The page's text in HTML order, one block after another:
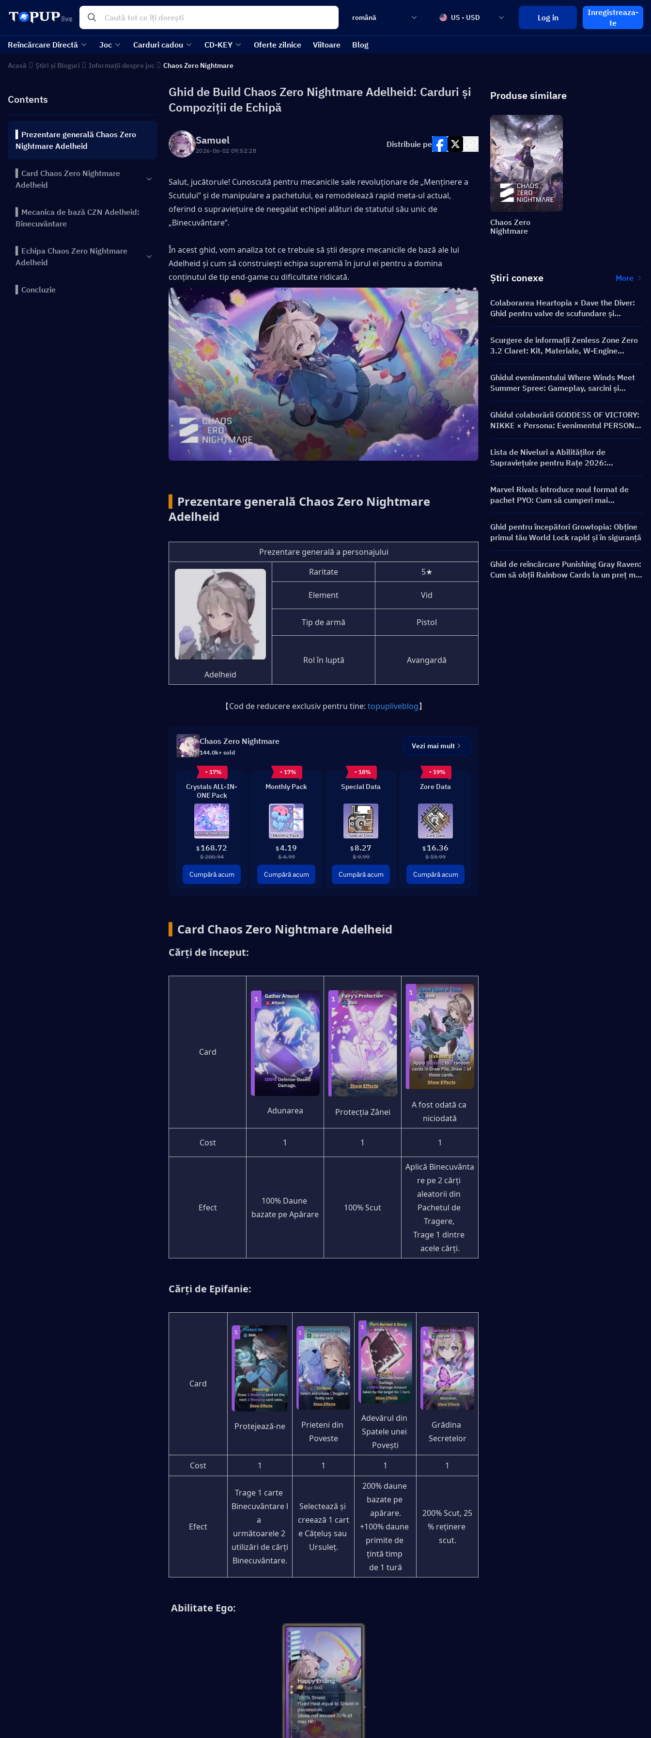
română US - USD Log in
Inregistreaza-
te
Reîncărcare Directă Joc Carduri cadou CD-KEY Oferte zilnice Viitoare Blog
Acasă Știri și Bloguri Informații despre joc Chaos Zero Nightmare
Contents
▍Prezentare generală Chaos Zero
Nightmare Adelheid
▍Card Chaos Zero Nightmare
Adelheid
▍Mecanica de bază CZN Adelheid:
Binecuvântare
▍Echipa Chaos Zero Nightmare
Adelheid
▍Concluzie
Ghid de Build Chaos Zero Nightmare Adelheid: Carduri și
Compoziții de Echipă
Samuel
2026-06-02 09:52:28
Distribuie pe
Salut, jucătorule! Cunoscută pentru mecanicile sale revoluționare de „Menținere a
Scutului” și de manipulare a pachetului, ea remodelează rapid meta-ul actual,
oferind o supraviețuire de neegalat echipei alături de statutul său unic de
„Binecuvântare”.
În acest ghid, vom analiza tot ce trebuie să știi despre mecanicile de bază ale lui
Adelheid și cum să construiești echipa supremă în jurul ei pentru a domina
conținutul de tip end-game cu dificultate ridicată.
Prezentare generală Chaos Zero Nightmare
Adelheid
Prezentare generală a personajului
Adelheid
Raritate 5★
Element Vid
Tip de armă Pistol
Rol în luptă Avangardă
【Cod de reducere exclusiv pentru tine: topupliveblog】
Chaos Zero Nightmare
144.0k+ sold
Vezi mai mult
- 17%
Crystals ALL-IN-
ONE Pack
$ 168.72
$ 200.94
Cumpără acum
- 17%
Monthly Pack
$4.19
$ 4.99
Cumpără acum
- 18%
Special Data
$8.27
$ 9.99
Cumpără acum
- 19%
Zore Data
$ 16.36
$ 19.99
Cumpără acum
Card Chaos Zero Nightmare Adelheid
Cărți de început:
Card
Adunarea Protecția Zânei
A fost odată ca
niciodată
Cost 1 1 1
Efect
100% Daune
bazate pe Apărare
100% Scut
Aplică Binecuvânta
re pe 2 cărți
aleatorii din
Pachetul de
Tragere,
Trage 1 dintre
acele cărți.
Cărți de Epifanie:
Card
Protejează-ne
Prieteni din
Poveste
Adevărul din
Spatele unei
Povești
Grădina
Secretelor
Cost 1 1 1 1
Efect
Trage 1 carte
Binecuvântare l
a
următoarele 2
utilizări de cărți
Binecuvântare.
Selectează și
creează 1 cart
e Cățeluș sau
Ursuleț.
200% daune
bazate pe
apărare.
+100% daune
primite de
țintă timp
de 1 tură
200% Scut, 25
% reținere
scut.
Abilitate Ego:
Produse similare
Chaos Zero
Nightmare
Știri conexe More
Colaborarea Heartopia × Dave the Diver:
Ghid pentru valve de scufundare și
recompense
Scurgere de informații Zenless Zone Zero
3.2 Claret: Kit, Materiale, W-Engine
Semnătură și Mindscape Cinema
Ghidul evenimentului Where Winds Meet
Summer Spree: Gameplay, sarcini și
recompense
Ghidul colaborării GODDESS OF VICTORY:
NIKKE × Persona: Evenimentul PERSONA
ON FRONTLINE, personaje, bannere și
recompense
Lista de Niveluri a Abilităților de
Supraviețuire pentru Rațe 2026:
Clasamentul Celor Mai Bune Abilități și
Ghid de Construcție
Marvel Rivals introduce noul format de
pachet PYO: Cum să cumperi mai
inteligent în actualizarea magazinului din
Sezonul 9.5
Ghid pentru începători Growtopia: Obține
primul tău World Lock rapid și în siguranță
Ghid de reîncărcare Punishing Gray Raven:
Cum să obții Rainbow Cards la un preț mai